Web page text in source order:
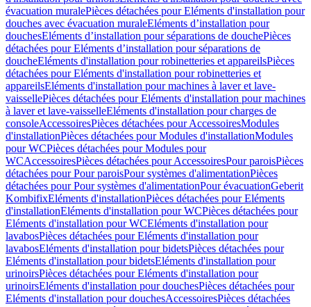
évacuation muralePièces détachées pour Eléments d'installation pour
douches avec évacuation muraleEléments d’installation pour
douchesEléments d’installation pour séparations de douchePièces
détachées pour Eléments d’installation pour séparations de
doucheEléments d'installation pour robinetteries et appareilsPièces
détachées pour Eléments d'installation pour robinetteries et
appareilsEléments d'installation pour machines à laver et lave-
vaissellePièces détachées pour Eléments d'installation pour machines
à laver et lave-vaisselleEléments d'installation pour charges de
consoleAccessoiresPièces détachées pour AccessoiresModules
d'installationPièces détachées pour Modules d'installationModules
pour WCPièces détachées pour Modules pour
WCAccessoiresPièces détachées pour AccessoiresPour paroisPièces
détachées pour Pour paroisPour systèmes d'alimentationPièces
détachées pour Pour systèmes d'alimentationPour évacuationGeberit
KombifixEléments d'installationPièces détachées pour Eléments
d'installationEléments d'installation pour WCPièces détachées pour
Eléments d'installation pour WCEléments d'installation pour
lavabosPièces détachées pour Eléments d'installation pour
lavabosEléments d'installation pour bidetsPièces détachées pour
Eléments d'installation pour bidetsEléments d'installation pour
urinoirsPièces détachées pour Eléments d'installation pour
urinoirsEléments d'installation pour douchesPièces détachées pour
Eléments d'installation pour douchesAccessoiresPièces détachées